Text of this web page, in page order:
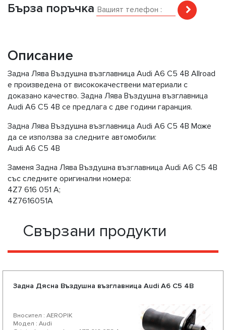
Бърза поръчка
Описание
Задна Лява Въздушна възглавница Audi A6 C5 4B Allroad
е произведена от висококачествени материали с
доказано качество. Задна Лява Въздушна възглавница
Audi A6 C5 4B се предлага с две години гаранция.
Задна Лява Въздушна възглавница Audi A6 C5 4B Може
да се използва за следните автомобили:
Audi A6 C5 4B
Заменя Задна Лява Въздушна възглавница Audi A6 C5 4B
със следните оригинални номера:
4Z7 616 051 A;
4Z7616051A
Свързани продукти
Задна Дясна Въздушна възглавница Audi A6 C5 4B
Вносител : AEROPIK
Модел : Audi